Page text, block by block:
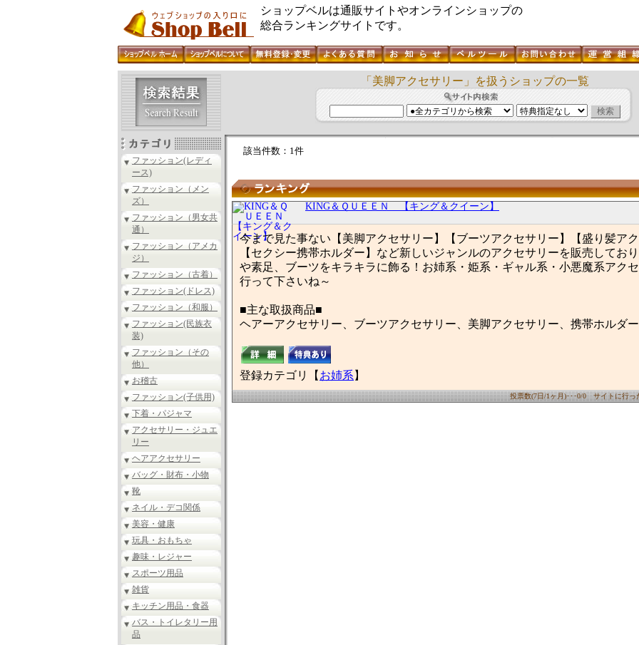
ショップベルは通販サイトやオンラインショップの
総合ランキングサイトです。
ファッション(レディ
ース)
ファッション（メン
ズ）
ファッション（男女共
通）
ファッション（アメカ
ジ）
ファッション（古着）
ファッション(ドレス)
ファッション（和服）
ファッション(民族衣
装)
ファッション（その
他）
お稽古
ファッション(子供用)
下着・パジャマ
アクセサリー・ジュエ
リー
ヘアアクセサリー
バッグ・財布・小物
靴
ネイル・デコ関係
美容・健康
玩具・おもちゃ
趣味・レジャー
スポーツ用品
雑貨
キッチン用品・食器
バス・トイレタリー用
品
「美脚アクセサリー」を扱うショップの一覧
該当件数：1件
KING＆ＱＵＥＥＮ 【キング＆クイーン】
今まで見た事ない【美脚アクセサリー】【ブーツアクセサリー】【盛り髪アク
【セクシー携帯ホルダー】など新しいジャンルのアクセサリーを販売してお
や素足、ブーツをキラキラに飾る！お姉系・姫系・ギャル系・小悪魔系アク
行って下さいね～
■主な取扱商品■
ヘアーアクセサリー、ブーツアクセサリー、美脚アクセサリー、携帯ホルダー
登録カテゴリ【 お姉系】
投票数(7日/1ヶ月)･･･0/0 サイトに行っ